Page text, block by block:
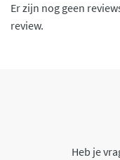
Er zijn nog geen
review.
Heb je